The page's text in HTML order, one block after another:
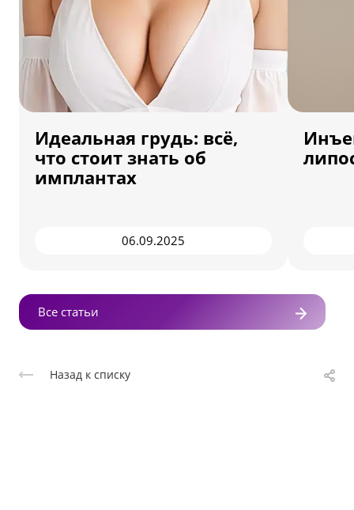
Идеальная грудь: всё,
что стоит знать об
имплантах
06.09.2025
Все статьи
Назад к списку